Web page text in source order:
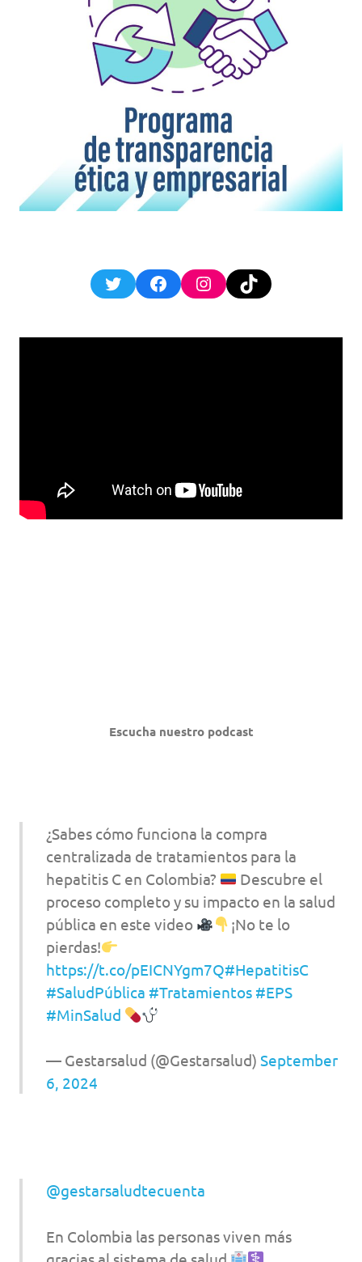
TwitterFacebookInstagram
TikTok
Escucha nuestro podcast
¿Sabes cómo funciona la compra
centralizada de tratamientos para la
hepatitis C en Colombia?
Descubre el
proceso completo y su impacto en la salud
pública en este video
¡No te lo
pierdas!
https://t.co/pEICNYgm7Q#HepatitisC
#SaludPública #Tratamientos #EPS
#MinSalud
— Gestarsalud (@Gestarsalud) September
6, 2024
@gestarsaludtecuenta
En Colombia las personas viven más